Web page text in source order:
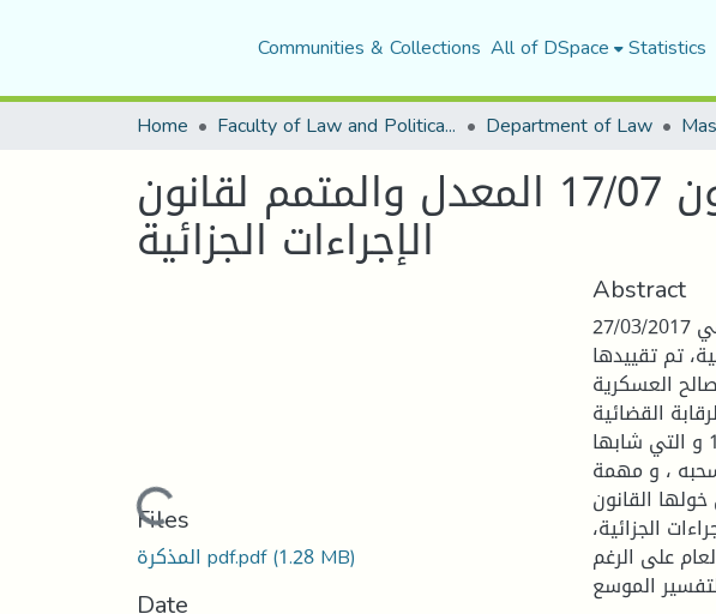
Communities & Collections All of DSpace Statistics
Home Faculty of Law and Political Science Department of Law
مھام الشرطة القضائیة في ظل القانون 17/07 المعدل والمتمم لقانون
الإجراءات الجزائیة
Loading...
Files
المذكرة pdf.pdf(1.28 MB)
Date
Abstract
ممارسة مهام الشرطة القضائية في ظل القانون17/07 المؤرخ في 27/03/2017
الجزائية، تم تقييدها
العسكرية
القضائية
المتمثل في مقررة التأهيل طبقا لما جاء في نص المادة15 مكرر1 و التي شابها
، و مهمة
القانون
207 من قانون الإجراءات الجزائية،
على الرغم
الموسع.